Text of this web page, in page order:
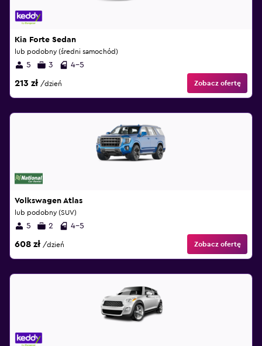
Kia Forte Sedan
lub podobny (średni samochód)
5 3 4-5
213 zł /dzień Zobacz ofertę
Volkswagen Atlas
lub podobny (SUV)
5 2 4-5
608 zł /dzień Zobacz ofertę